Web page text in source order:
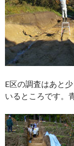
E区の調査はあと
いるところです。